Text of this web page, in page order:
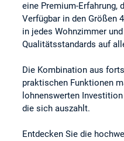
eine Premium-Erfahrung,
Verfügbar in den Größen
in jedes Wohnzimmer
Qualitätsstandards auf
Die Kombination aus
praktischen Funktionen
lohnenswerten
die sich auszahlt.
Entdecken Sie die